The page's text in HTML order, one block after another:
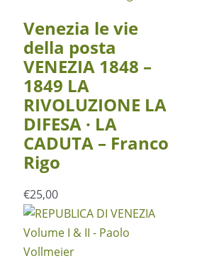
Venezia le vie
della posta
VENEZIA 1848 –
1849 LA
RIVOLUZIONE LA
DIFESA · LA
CADUTA – Franco
Rigo
€25,00